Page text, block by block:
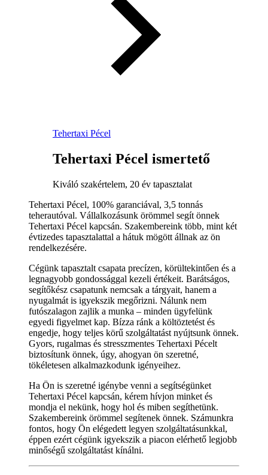
Tehertaxi Pécel
Tehertaxi Pécel ismertető
Kiváló szakértelem, 20 év tapasztalat
Tehertaxi Pécel, 100% garanciával, 3,5 tonnás
teherautóval. Vállalkozásunk örömmel segít önnek
Tehertaxi Pécel kapcsán. Szakembereink több, mint két
évtizedes tapasztalattal a hátuk mögött állnak az ön
rendelkezésére.
Cégünk tapasztalt csapata precízen, körültekintően és a
legnagyobb gondossággal kezeli értékeit. Barátságos,
segítőkész csapatunk nemcsak a tárgyait, hanem a
nyugalmát is igyekszik megőrizni. Nálunk nem
futószalagon zajlik a munka – minden ügyfelünk
egyedi figyelmet kap. Bízza ránk a költöztetést és
engedje, hogy teljes körű szolgáltatást nyújtsunk önnek.
Gyors, rugalmas és stresszmentes Tehertaxi Pécelt
biztosítunk önnek, úgy, ahogyan ön szeretné,
tökéletesen alkalmazkodunk igényeihez.
Ha Ön is szeretné igénybe venni a segítségünket
Tehertaxi Pécel kapcsán, kérem hívjon minket és
mondja el nekünk, hogy hol és miben segíthetünk.
Szakembereink örömmel segítenek önnek. Számunkra
fontos, hogy Ön elégedett legyen szolgáltatásunkkal,
éppen ezért cégünk igyekszik a piacon elérhető legjobb
minőségű szolgáltatást kínálni.